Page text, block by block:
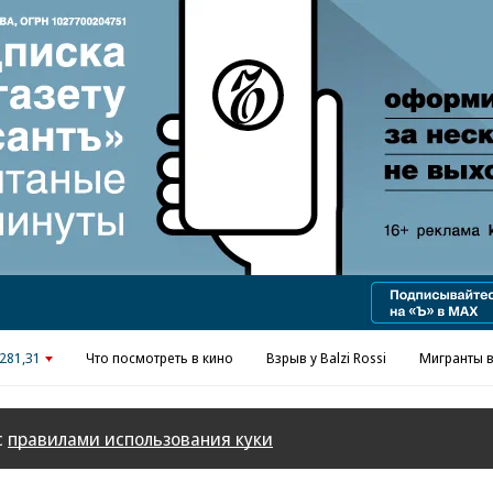
Реклама в «Ъ» www.kommersant.ru/ad
Что посмотреть в кино Взрыв у Balzi Rossi Мигранты
правилами использования куки